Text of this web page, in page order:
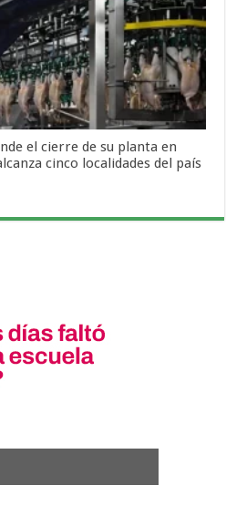
el cierre de su planta en
cinco localidades del país